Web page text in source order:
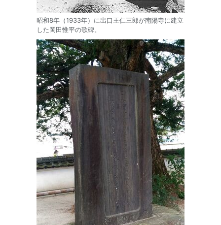
昭和8年（1933年）に出口王仁三郎が南陽寺に建立
した岡田惟平の歌碑。